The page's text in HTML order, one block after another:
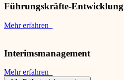
Führungskräfte-Entwicklung
Mehr erfahren
Interimsmanagement
Mehr erfahren